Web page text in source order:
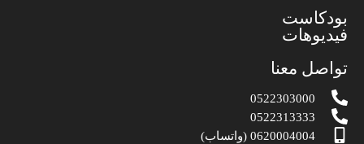
بودكاست
فيديوهات
تواصل معنا
0522303000
0522313333
0620004004 (واتساب)